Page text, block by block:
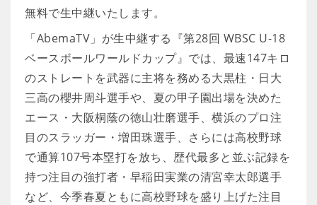
無料で生中継いたします。
「AbemaTV」が生中継する『第28回 WBSC U-18
ベースボールワールドカップ』では、最速147キロ
のストレートを武器に主将を務める大黒柱・日大
三高の櫻井周斗選手や、夏の甲子園出場を決めた
エース・大阪桐蔭の徳山壮磨選手、横浜のプロ注
目のスラッガー・増田珠選手、さらには高校野球
で通算107号本塁打を放ち、歴代最多と並ぶ記録を
持つ注目の強打者・早稲田実業の清宮幸太郎選手
など、今季春夏ともに高校野球を盛り上げた注目